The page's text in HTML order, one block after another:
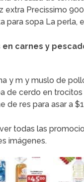
extra Precissimo
para sopa La perla,
carnes y
y m y muslo de
de cerdo en
de res para asar a
todas las
imágenes.